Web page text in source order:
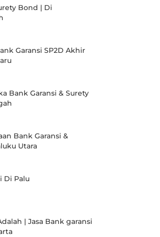
Bond | Di
Garansi SP2D Akhir
Bank Garansi & Surety
Bank Garansi &
Utara
Di Palu
| Jasa Bank garansi